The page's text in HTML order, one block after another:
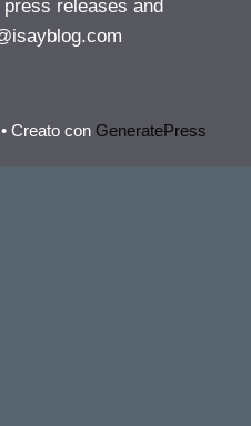
releases and
• Creato con GeneratePress